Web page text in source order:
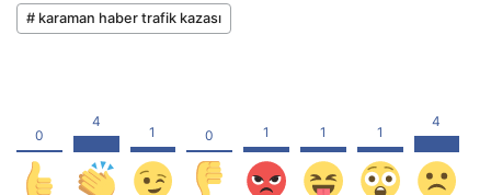
# karaman haber trafik kazası